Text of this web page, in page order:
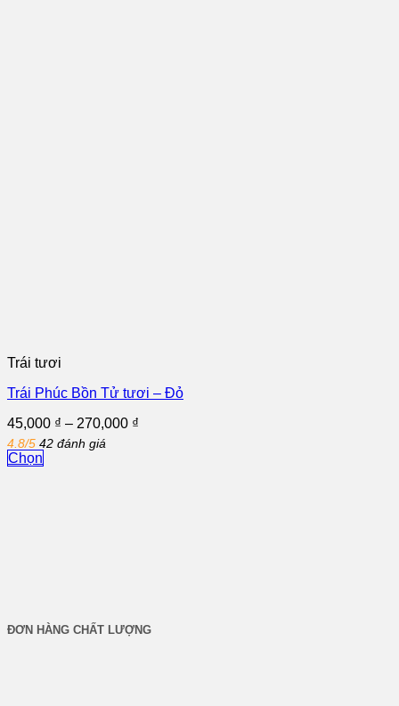
Trái tươi
Trái Phúc Bồn Tử tươi – Đỏ
45,000 ₫ – 270,000 ₫
4.8/5 42 đánh giá
Chọn
có
ĐƠN HÀNG CHẤT LƯỢNG